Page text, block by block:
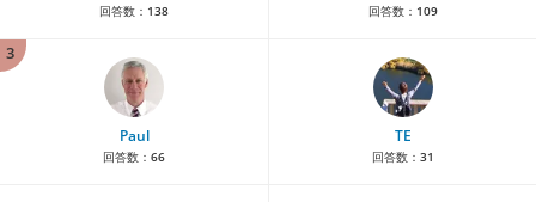
回答数： 138 回答数： 109
3
Paul
回答数： 66
TE
回答数： 31